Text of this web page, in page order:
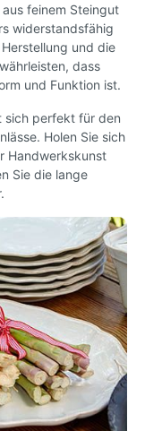
feinem Steingut
widerstandsfähig
und die
dass
und Funktion ist.
sich perfekt für den
Holen Sie sich
Handwerkskunst
Sie die lange